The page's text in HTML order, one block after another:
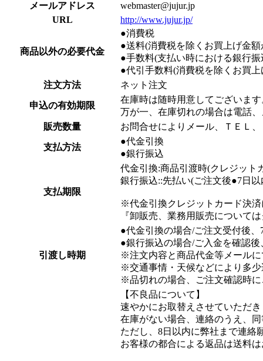
メールアドレス
webmaster@jujur.jp
URL
http://www.jujur.jp/
商品以外の必要代金
●消費税
●送料(消費税を除くお買上げ金額
●手数料(支払い時における銀行振
●代引手数料(消費税を除くお買
注文方法
ネット注文
申込の有効期限
在庫時は随時用意してございます
万が一、在庫切れの場合は電話
販売数量
お問合せによりメール、ＴＥＬ
支払方法
●代金引換
●銀行振込
支払期限
代金引換:商品引渡時(クレジット
銀行振込::先払い(ご注文後●7日
※代金引換クレジットカード決済
『卸販売、業務用販売について
引渡し時期
●代金引換の場合/ご注文受付後
●銀行振込の場合/ご入金を確認
※注文内容と商品代金等メールに
※交通事情・天候などにより多
※品切れの場合、ご注文確認時
【不良品について】
速やかにお取替えさせていただ
在庫がない場合、連絡のうえ、
ただし、8日以内に弊社まで連絡
お客様の都合による返品は送料